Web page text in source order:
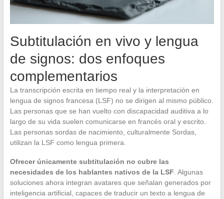
Subtitulación en vivo y lengua
de signos: dos enfoques
complementarios
La transcripción escrita en tiempo real y la interpretación en
lengua de signos francesa (LSF) no se dirigen al mismo público.
Las personas que se han vuelto con discapacidad auditiva a lo
largo de su vida suelen comunicarse en francés oral y escrito.
Las personas sordas de nacimiento, culturalmente Sordas,
utilizan la LSF como lengua primera.
Ofrecer únicamente subtitulación no cubre las
necesidades de los hablantes nativos de la LSF. Algunas
soluciones ahora integran avatares que señalan generados por
inteligencia artificial, capaces de traducir un texto a lengua de